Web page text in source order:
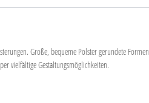
Große, bequeme Polster gerundete Formen
vielfältige Gestaltungsmöglichkeiten.